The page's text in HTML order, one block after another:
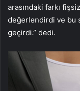
arasındaki farkı
değerlendirdi ve bu
geçirdi.” dedi.